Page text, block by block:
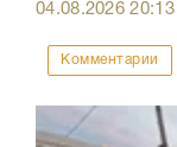
04.08.202620:13
Комментарии